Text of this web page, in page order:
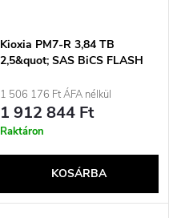
Kioxia PM7-R 3,84 TB
2,5&quot; SAS BiCS FLASH
1 506 176 Ft ÁFA nélkül
1 912 844 Ft
Raktáron
KOSÁRBA